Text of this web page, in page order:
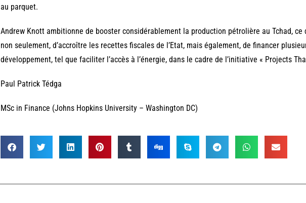
au parquet.
Andrew Knott ambitionne de booster considérablement la production pétrolière au Tchad,
non seulement, d’accroître les recettes fiscales de l’Etat, mais également, de financer
développement, tel que faciliter l’accès à l’énergie, dans le cadre de l’initiative « Projects
Paul Patrick Tédga
MSc in Finance (Johns Hopkins University – Washington DC)